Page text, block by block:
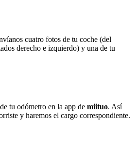
cuatro fotos de tu coche (del
derecho e izquierdo) y una de tu
tu odómetro en la app de miituo. Así
y haremos el cargo correspondiente.